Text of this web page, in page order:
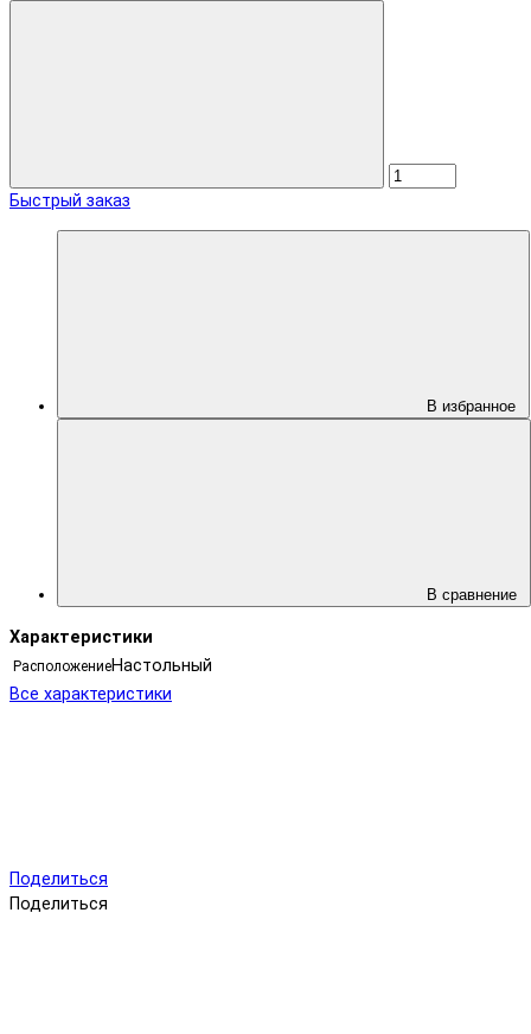
Быстрый заказ
В избранное
В сравнение
Характеристики
РасположениеНастольный
Все характеристики
Поделиться
Поделиться